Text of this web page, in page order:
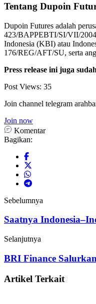
Tentang Dupoin
Dupoin Futures adalah
423/BAPPEBTI/SI/VII/
Indonesia (KBI) atau
176/REG/AFT/SU, serta
Press release ini juga
Post Views: 35
Join channel telegram
Join now
Komentar
Bagikan:
Sebelumnya
Saatnya
Selanjutnya
BRI Finance
Artikel Terkait